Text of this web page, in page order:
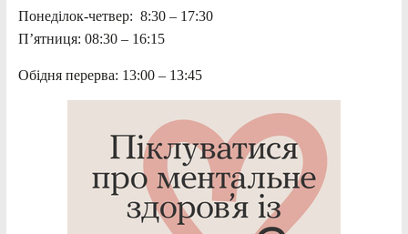
Понеділок-четвер: 8:30 – 17:30
П’ятниця: 08:30 – 16:15
Обідня перерва: 13:00 – 13:45